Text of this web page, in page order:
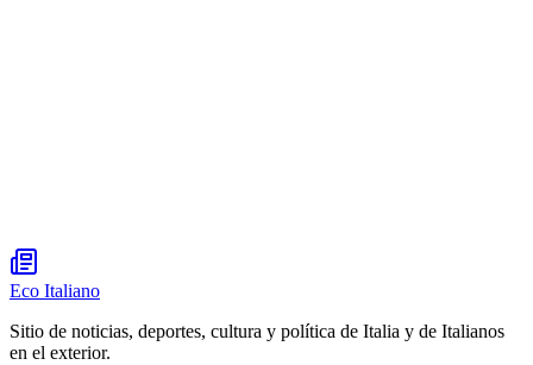
Eco Italiano
Sitio de noticias, deportes, cultura y política de Italia y de Italianos
en el exterior.